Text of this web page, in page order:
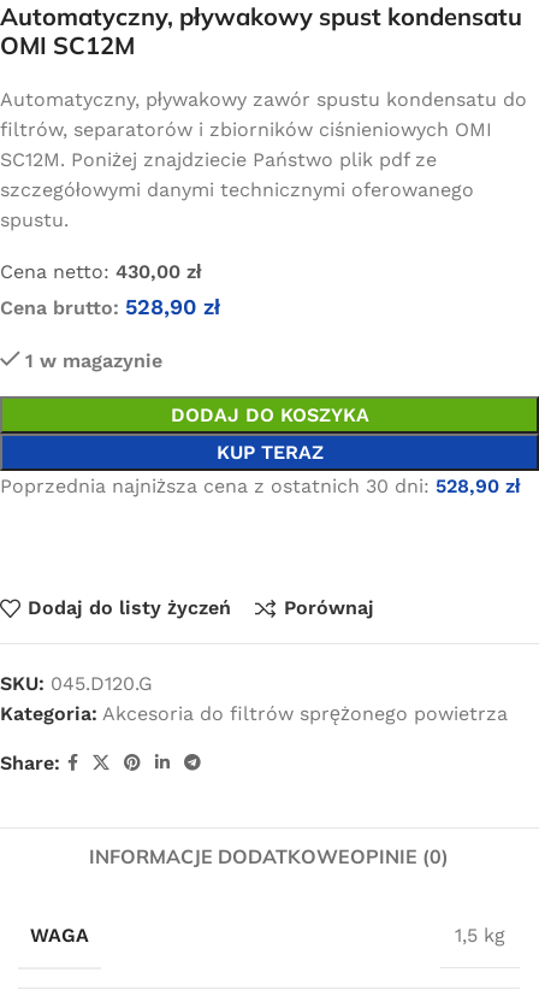
Automatyczny, pływakowy spust kondensatu
OMI SC12M
Automatyczny, pływakowy zawór spustu kondensatu do
filtrów, separatorów i zbiorników ciśnieniowych OMI
SC12M. Poniżej znajdziecie Państwo plik pdf ze
szczegółowymi danymi technicznymi oferowanego
spustu.
Cena netto: 430,00 zł
Cena brutto: 528,90 zł
1 w magazynie
DODAJ DO KOSZYKA
KUP TERAZ
Poprzednia najniższa cena z ostatnich 30 dni: 528,90 zł
Dodaj do listy życzeń Porównaj
SKU: 045.D120.G
Kategoria: Akcesoria do filtrów sprężonego powietrza
Share:
INFORMACJE DODATKOWEOPINIE (0)
WAGA 1,5 kg